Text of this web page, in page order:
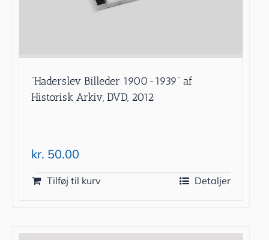
”Haderslev Billeder 1900-1939” af
Historisk Arkiv, DVD, 2012
kr. 50.00
Tilføj til kurv Detaljer